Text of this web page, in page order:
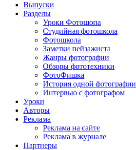
Выпуски
Разделы
Уроки Фотошопа
Студийная фотошкола
Фотошкола
Заметки пейзажиста
Жанры фотографии
Обзоры фототехники
ФотоФишка
История одной фотографии
Интервью с фотографом
Уроки
Авторы
Реклама
Реклама на сайте
Реклама в журнале
Партнеры